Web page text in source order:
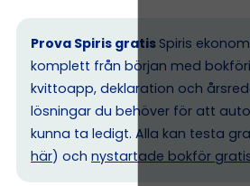
Prova Spiris gratis Spiris
komplett från början med
kvittoapp, deklaration och
lösningar du behöver för att
kunna ta ledigt. Alla kan testa
här) och nystartade bokför